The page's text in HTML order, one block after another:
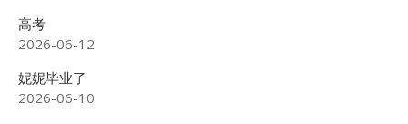
高考
2026-06-12
妮妮毕业了
2026-06-10